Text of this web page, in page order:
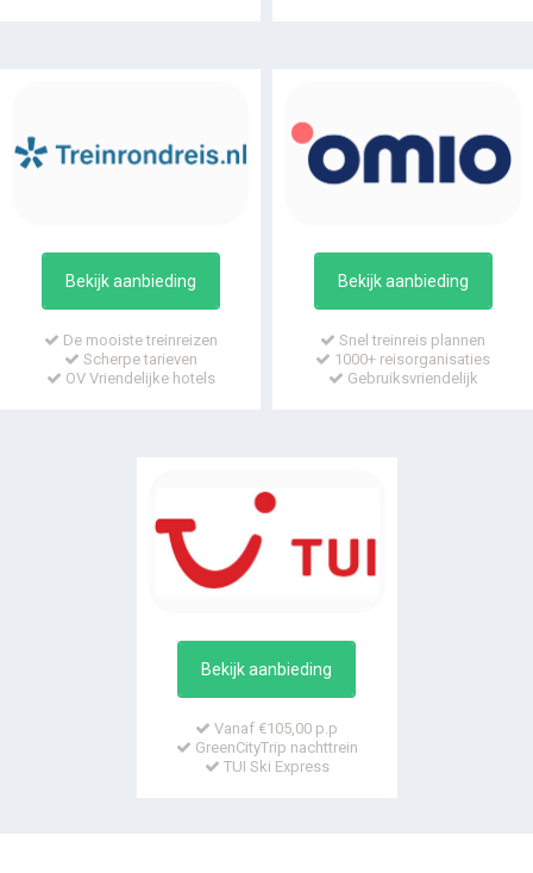
Bekijk aanbieding
De mooiste treinreizen
Scherpe tarieven
OV Vriendelijke hotels
Bekijk aanbieding
Snel treinreis plannen
1000+ reisorganisaties
Gebruiksvriendelijk
Bekijk aanbieding
Vanaf €105,00 p.p
GreenCityTrip nachttrein
TUI Ski Express